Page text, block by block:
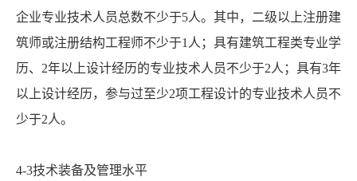
企业专业技术人员总数不少于5人。其中，二级以上注册建
筑师或注册结构工程师不少于1人；具有建筑工程类专业学
历、2年以上设计经历的专业技术人员不少于2人；具有3年
以上设计经历，参与过至少2项工程设计的专业技术人员不
少于2人。
4-3技术装备及管理水平